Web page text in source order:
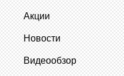
Акции
Новости
Видеообзор